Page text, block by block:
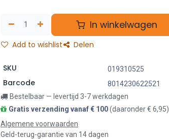
In winkelwagen
Add to wishlist Delen
SKU 019310525
Barcode
8014230622521
Bestelbaar — levertijd 3-7 werkdagen
Gratis verzending vanaf € 100(daaronder € 6,95)
Algemene voorwaarden
Geld-terug-garantie van 14 dagen